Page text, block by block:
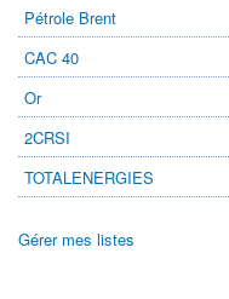
FONDS PARTENAIRES
TARIFS PRIVILÉGIÉS
ÉLIGIBILITÉ
Non éligible
ACTIF NET (EUR)
Pétrole Brent
CAC 40
Or
2CRSI
TOTALENERGIES
Gérer mes listes